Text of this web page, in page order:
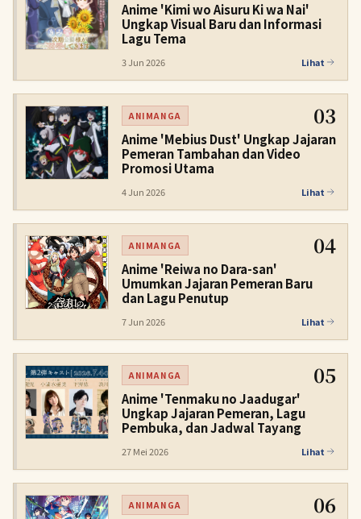
Anime 'Kimi wo Aisuru Ki wa Nai'
Ungkap Visual Baru dan Informasi
Lagu Tema
3 Jun 2026 Lihat
ANIMANGA 03
Anime 'Mebius Dust' Ungkap Jajaran
Pemeran Tambahan dan Video
Promosi Utama
4 Jun 2026 Lihat
ANIMANGA 04
Anime 'Reiwa no Dara-san'
Umumkan Jajaran Pemeran Baru
dan Lagu Penutup
7 Jun 2026 Lihat
ANIMANGA 05
Anime 'Tenmaku no Jaadugar'
Ungkap Jajaran Pemeran, Lagu
Pembuka, dan Jadwal Tayang
27 Mei 2026 Lihat
ANIMANGA 06